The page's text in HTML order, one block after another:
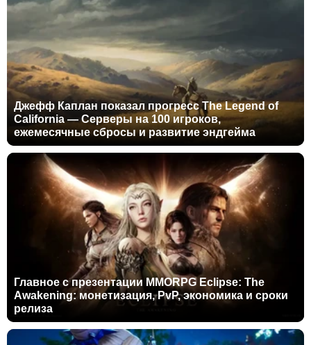
Джефф Каплан показал прогресс The Legend of
California — Серверы на 100 игроков,
ежемесячные сбросы и развитие эндгейма
Главное с презентации MMORPG Eclipse: The
Awakening: монетизация, PvP, экономика и сроки
релиза